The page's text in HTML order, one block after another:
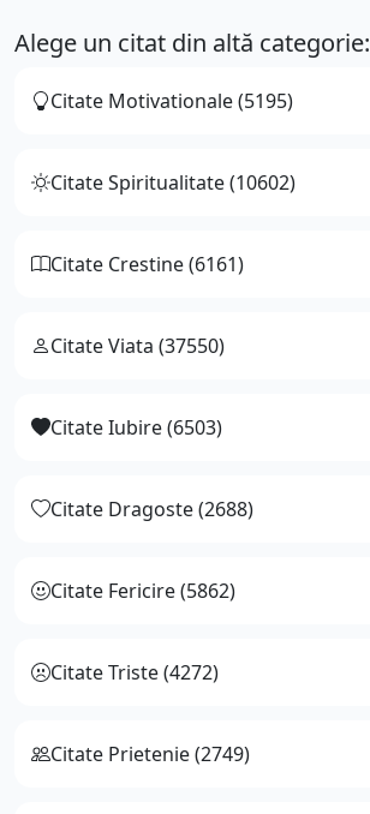
Alege un citat din altă categorie:
Citate Motivationale (5195)
Citate Spiritualitate (10602)
Citate Crestine (6161)
Citate Viata (37550)
Citate Iubire (6503)
Citate Dragoste (2688)
Citate Fericire (5862)
Citate Triste (4272)
Citate Prietenie (2749)